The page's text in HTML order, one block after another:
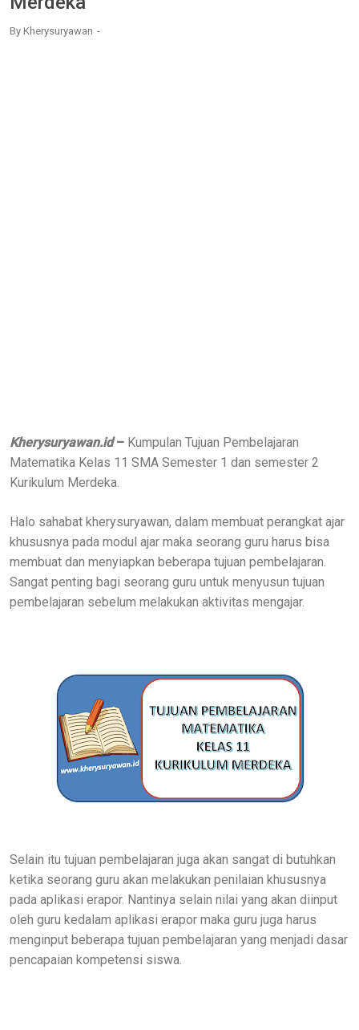
By Kherysuryawan
Kherysuryawan.id– Kumpulan Tujuan Pembelajaran
Matematika Kelas 11 SMA Semester 1 dan semester 2
Kurikulum Merdeka.
Halo sahabat kherysuryawan, dalam membuat perangkat ajar
khususnya pada modul ajar maka seorang guru harus bisa
membuat dan menyiapkan beberapa tujuan pembelajaran.
Sangat penting bagi seorang guru untuk menyusun tujuan
pembelajaran sebelum melakukan aktivitas mengajar.
Selain itu tujuan pembelajaran juga akan sangat di butuhkan
ketika seorang guru akan melakukan penilaian khususnya
pada aplikasi erapor. Nantinya selain nilai yang akan diinput
oleh guru kedalam aplikasi erapor maka guru juga harus
menginput beberapa tujuan pembelajaran yang menjadi dasar
pencapaian kompetensi siswa.